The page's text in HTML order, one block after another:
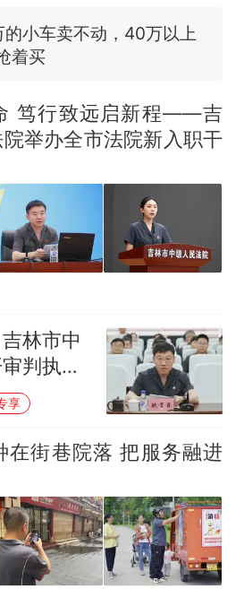
使骑行绕了几乎整个国境
圈，还曾两次到中国寻根
的小车卖不动，40万以上
着买
带来严重影响
丨只要一枚命中就能让航
痪 轰-6J实力有多强？
网友淘到后寄给女儿：花
场搬了，但爱还在
十多万人报名的考试，成绩
部作废，公平么？
笃行致远启新程——吉
举办全市法院新入职干
林市中
判执行
享
在街巷院落 把服务融进